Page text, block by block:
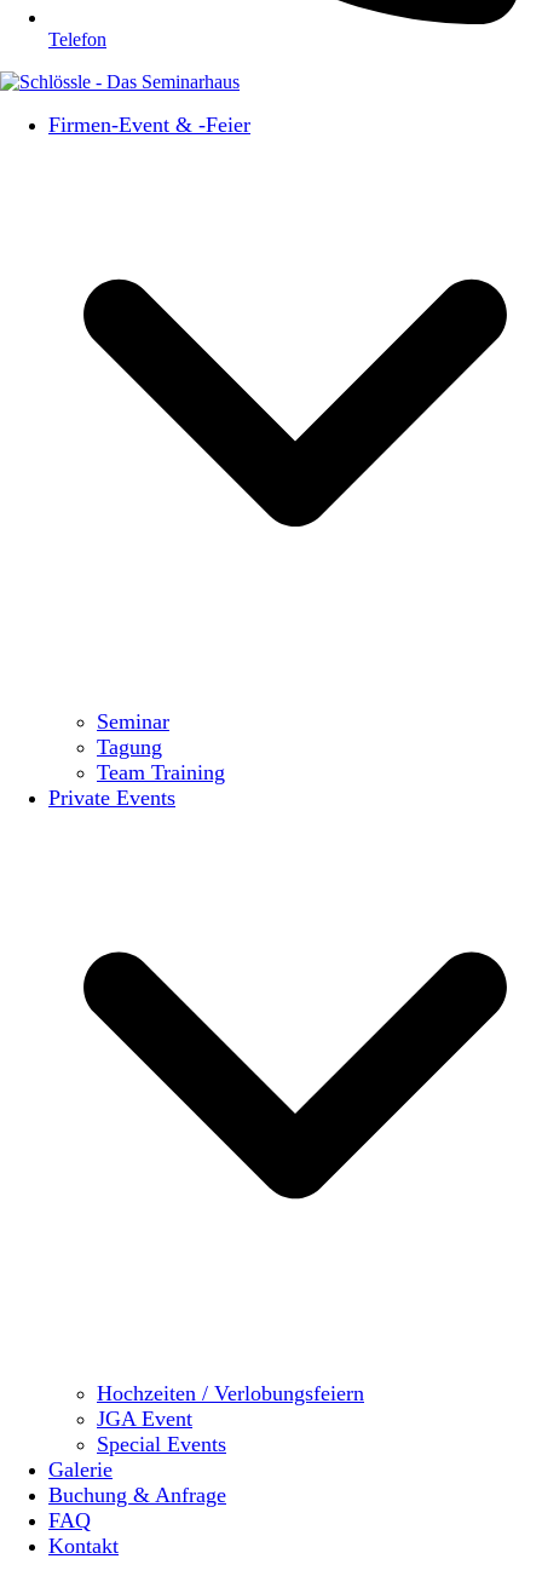
Telefon
Firmen-Event & -Feier
Seminar
Tagung
Team Training
Private Events
Hochzeiten / Verlobungsfeiern
JGA Event
Special Events
Galerie
Buchung & Anfrage
FAQ
Kontakt